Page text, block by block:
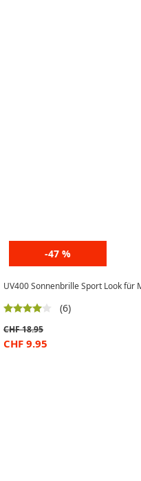
-47 %
UV400 Sonnenbrille Sport Look für
(6)
CHF18.95
CHF 9.95